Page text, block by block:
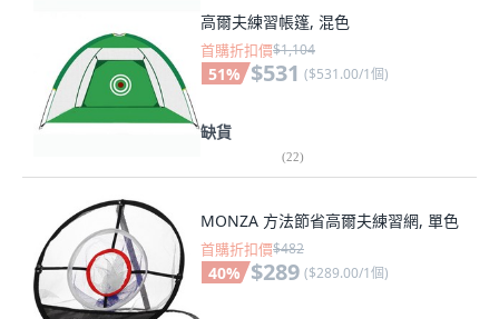
高爾夫練習帳篷, 混色
首購折扣價$1,104
51% $531 ($531.00/1個)
缺貨
(22)
MONZA 方法節省高爾夫練習網, 單色
首購折扣價$482
40% $289 ($289.00/1個)